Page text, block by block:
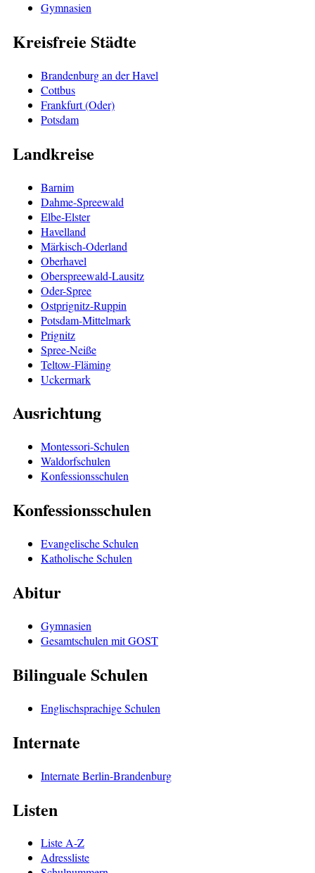
Gymnasien
Kreisfreie Städte
Brandenburg an der Havel
Cottbus
Frankfurt (Oder)
Potsdam
Landkreise
Barnim
Dahme-Spreewald
Elbe-Elster
Havelland
Märkisch-Oderland
Oberhavel
Oberspreewald-Lausitz
Oder-Spree
Ostprignitz-Ruppin
Potsdam-Mittelmark
Prignitz
Spree-Neiße
Teltow-Fläming
Uckermark
Ausrichtung
Montessori-Schulen
Waldorfschulen
Konfessionsschulen
Konfessionsschulen
Evangelische Schulen
Katholische Schulen
Abitur
Gymnasien
Gesamtschulen mit GOST
Bilinguale Schulen
Englischsprachige Schulen
Internate
Internate Berlin-Brandenburg
Listen
Liste A-Z
Adressliste